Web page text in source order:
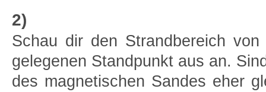
2)
Schau dir den Strandbereich
gelegenen Standpunkt aus an.
des magnetischen Sandes eher